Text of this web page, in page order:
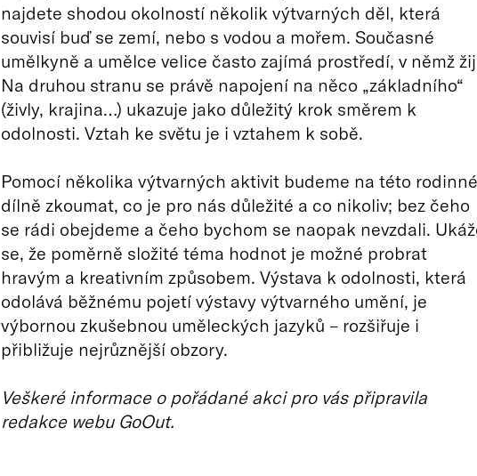
najdete shodou okolností několik výtvarných děl, která
souvisí buď se zemí, nebo s vodou a mořem. Současné
umělkyně a umělce velice často zajímá prostředí, v němž
Na druhou stranu se právě napojení na něco „základního“
(živly, krajina…) ukazuje jako důležitý krok směrem k
odolnosti. Vztah ke světu je i vztahem k sobě.
Pomocí několika výtvarných aktivit budeme na této rodinné
dílně zkoumat, co je pro nás důležité a co nikoliv; bez čeho
se rádi obejdeme a čeho bychom se naopak nevzdali.
se, že poměrně složité téma hodnot je možné probrat
hravým a kreativním způsobem. Výstava k odolnosti, která
odolává běžnému pojetí výstavy výtvarného umění, je
výbornou zkušebnou uměleckých jazyků – rozšiřuje i
přibližuje nejrůznější obzory.
Veškeré informace o pořádané akci pro vás připravila
redakce webu GoOut.